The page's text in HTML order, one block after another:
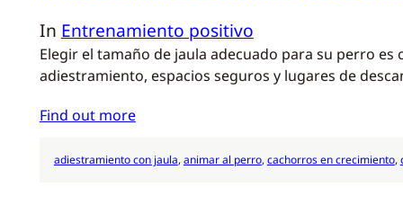
In Entrenamiento positivo
Elegir el tamaño de jaula adecuado para su perro
adiestramiento, espacios seguros y lugares de
Find out more
adiestramiento con jaula, animar al perro, cachorros en crecimiento,